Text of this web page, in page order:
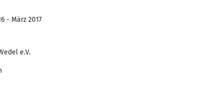
- März 2017
e.V.